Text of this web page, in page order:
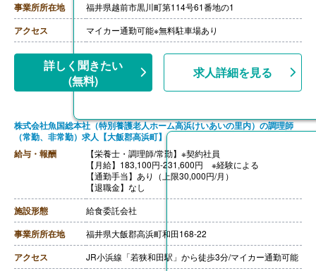
事業所所在地 福井県越前市黒川町第114号61番地の1
アクセス マイカー通勤可能※無料駐車場あり
詳しく聞きたい
(無料)
求人詳細を見る
株式会社魚国総本社（特別養護老人ホーム高浜けいあいの里内）の調理師
（常勤、非常勤）求人【大飯郡高浜町】
給与・報酬
【栄養士・調理師/常勤】※契約社員
【月給】183,100円-231,600円 ※経験による
【通勤手当】あり（上限30,000円/月）
【退職金】なし
施設形態 給食委託会社
事業所所在地 福井県大飯郡高浜町和田168-22
アクセス JR小浜線「若狭和田駅」から徒歩3分/マイカー通勤可能